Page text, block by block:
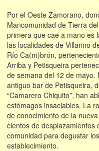
Por el Oeste Zamorano,
Mancomunidad de Tierra
primera que cae a mano es
las localidades de Villarino
Río Ca(m)brón,
Arriba y Petisqueira
de semana del 12 de mayo.
antiguo bar de Petisqueira,
“Camarero Chiquito”, han
estómagos insaciables. La
de conocimiento de la
cientos de desplazamientos
comunidad para degustar
establecimiento.